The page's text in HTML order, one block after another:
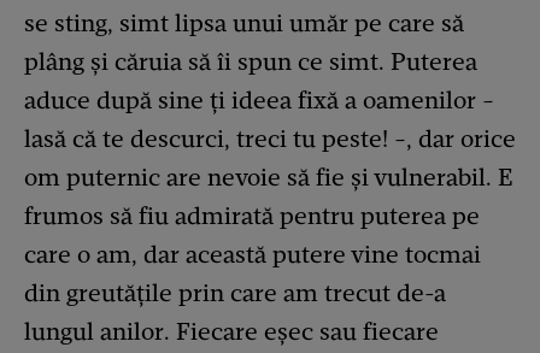
se sting, simt lipsa unui umăr pe care să
plâng și căruia să îi spun ce simt. Puterea
aduce după sine ți ideea fixă a oamenilor −
lasă că te descurci, treci tu peste! −, dar orice
om puternic are nevoie să fie și vulnerabil. E
frumos să fiu admirată pentru puterea pe
care o am, dar această putere vine tocmai
din greutățile prin care am trecut de-a
lungul anilor. Fiecare eșec sau fiecare